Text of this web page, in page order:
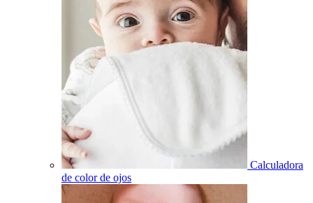
Calculadora
de color de ojos